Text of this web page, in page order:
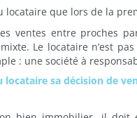
locataire que lors de la
ventes entre proches
Le locataire n’est
: une société à
sa décision de